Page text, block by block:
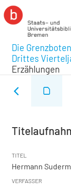
Die Grenzboten
Drittes
Erzählungen
TITEL
Hermann
VERFASSER